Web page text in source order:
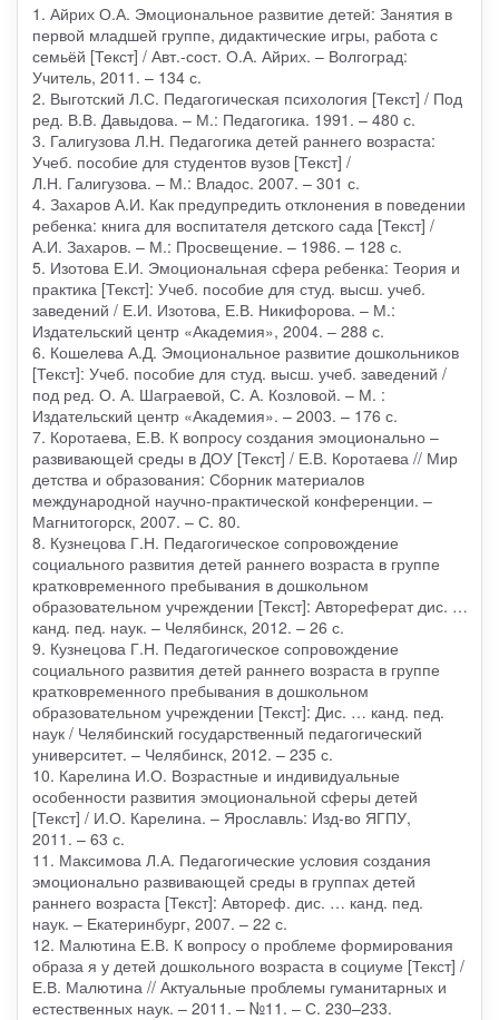
1. Айрих О.А. Эмоциональное развитие детей: Занятия в
первой младшей группе, дидактические игры, работа с
семьёй [Текст] / Авт.-сост. О.А. Айрих. – Волгоград:
Учитель, 2011. – 134 с.
2. Выготский Л.С. Педагогическая психология [Текст] / Под
ред. В.В. Давыдова. – М.: Педагогика. 1991. – 480 с.
3. Галигузова Л.Н. Педагогика детей раннего возраста:
Учеб. пособие для студентов вузов [Текст] /
Л.Н. Галигузова. – М.: Владос. 2007. – 301 с.
4. Захаров А.И. Как предупредить отклонения в поведении
ребенка: книга для воспитателя детского сада [Текст] /
А.И. Захаров. – М.: Просвещение. – 1986. – 128 с.
5. Изотова Е.И. Эмоциональная сфера ребенка: Теория и
практика [Текст]: Учеб. пособие для студ. высш. учеб.
заведений / Е.И. Изотова, Е.В. Никифорова. – М.:
Издательский центр «Академия», 2004. – 288 с.
6. Кошелева А.Д. Эмоциональное развитие дошкольников
[Текст]: Учеб. пособие для студ. высш. учеб. заведений /
под ред. О. А. Шаграевой, С. А. Козловой. – М. :
Издательский центр «Академия». – 2003. – 176 с.
7. Коротаева, Е.В. К вопросу создания эмоционально –
развивающей среды в ДОУ [Текст] / Е.В. Коротаева // Мир
детства и образования: Сборник материалов
международной научно-практической конференции. –
Магнитогорск, 2007. – С. 80.
8. Кузнецова Г.Н. Педагогическое сопровождение
социального развития детей раннего возраста в группе
кратковременного пребывания в дошкольном
образовательном учреждении [Текст]: Автореферат дис. …
канд. пед. наук. – Челябинск, 2012. – 26 с.
9. Кузнецова Г.Н. Педагогическое сопровождение
социального развития детей раннего возраста в группе
кратковременного пребывания в дошкольном
образовательном учреждении [Текст]: Дис. … канд. пед.
наук / Челябинский государственный педагогический
университет. – Челябинск, 2012. – 235 с.
10. Карелина И.О. Возрастные и индивидуальные
особенности развития эмоциональной сферы детей
[Текст] / И.О. Карелина. – Ярославль: Изд-во ЯГПУ,
2011. – 63 с.
11. Максимова Л.А. Педагогические условия создания
эмоционально развивающей среды в группах детей
раннего возраста [Текст]: Автореф. дис. … канд. пед.
наук. – Екатеринбург, 2007. – 22 с.
12. Малютина Е.В. К вопросу о проблеме формирования
образа я у детей дошкольного возраста в социуме [Текст] /
Е.В. Малютина // Актуальные проблемы гуманитарных и
естественных наук. – 2011. – №11. – С. 230–233.